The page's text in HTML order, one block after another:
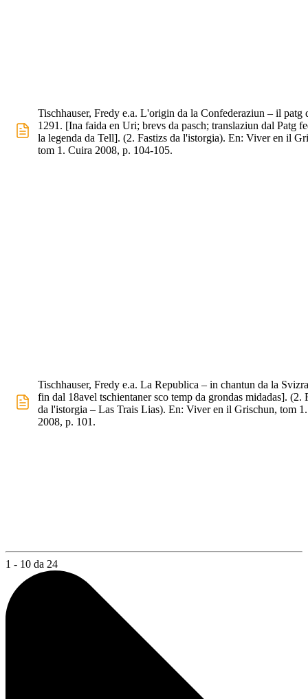
Tischhauser, Fredy e.a. L'origin da la Confederaziun – il patg
1291. [Ina faida en Uri; brevs da pasch; translaziun dal Patg
la legenda da Tell]. (2. Fastizs da l'istorgia). En: Viver en il
tom 1. Cuira 2008, p. 104-105.
Tischhauser, Fredy e.a. La Republica – in chantun da la
fin dal 18avel tschientaner sco temp da grondas midadas]. (2.
da l'istorgia – Las Trais Lias). En: Viver en il Grischun, tom
2008, p. 101.
1 - 10 da 24